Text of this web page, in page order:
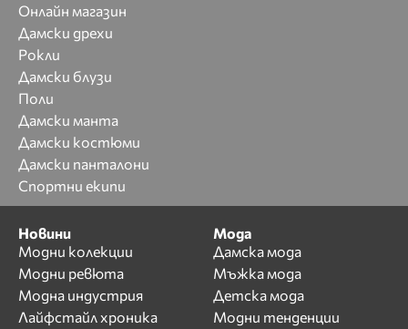
Онлайн магазин
Дамски дрехи
Рокли
Дамски блузи
Поли
Дамски манта
Дамски костюми
Дамски панталони
Спортни екипи
Новини
Модни колекции
Модни ревюта
Модна индустрия
Лайфстайл хроника
Мода
Дамска мода
Мъжка мода
Детска мода
Модни тенденции